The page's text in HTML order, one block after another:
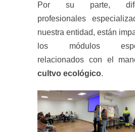
Por su parte,
profesionales
nuestra entidad, están
los módulos
relacionados con el
cultvo ecológico.